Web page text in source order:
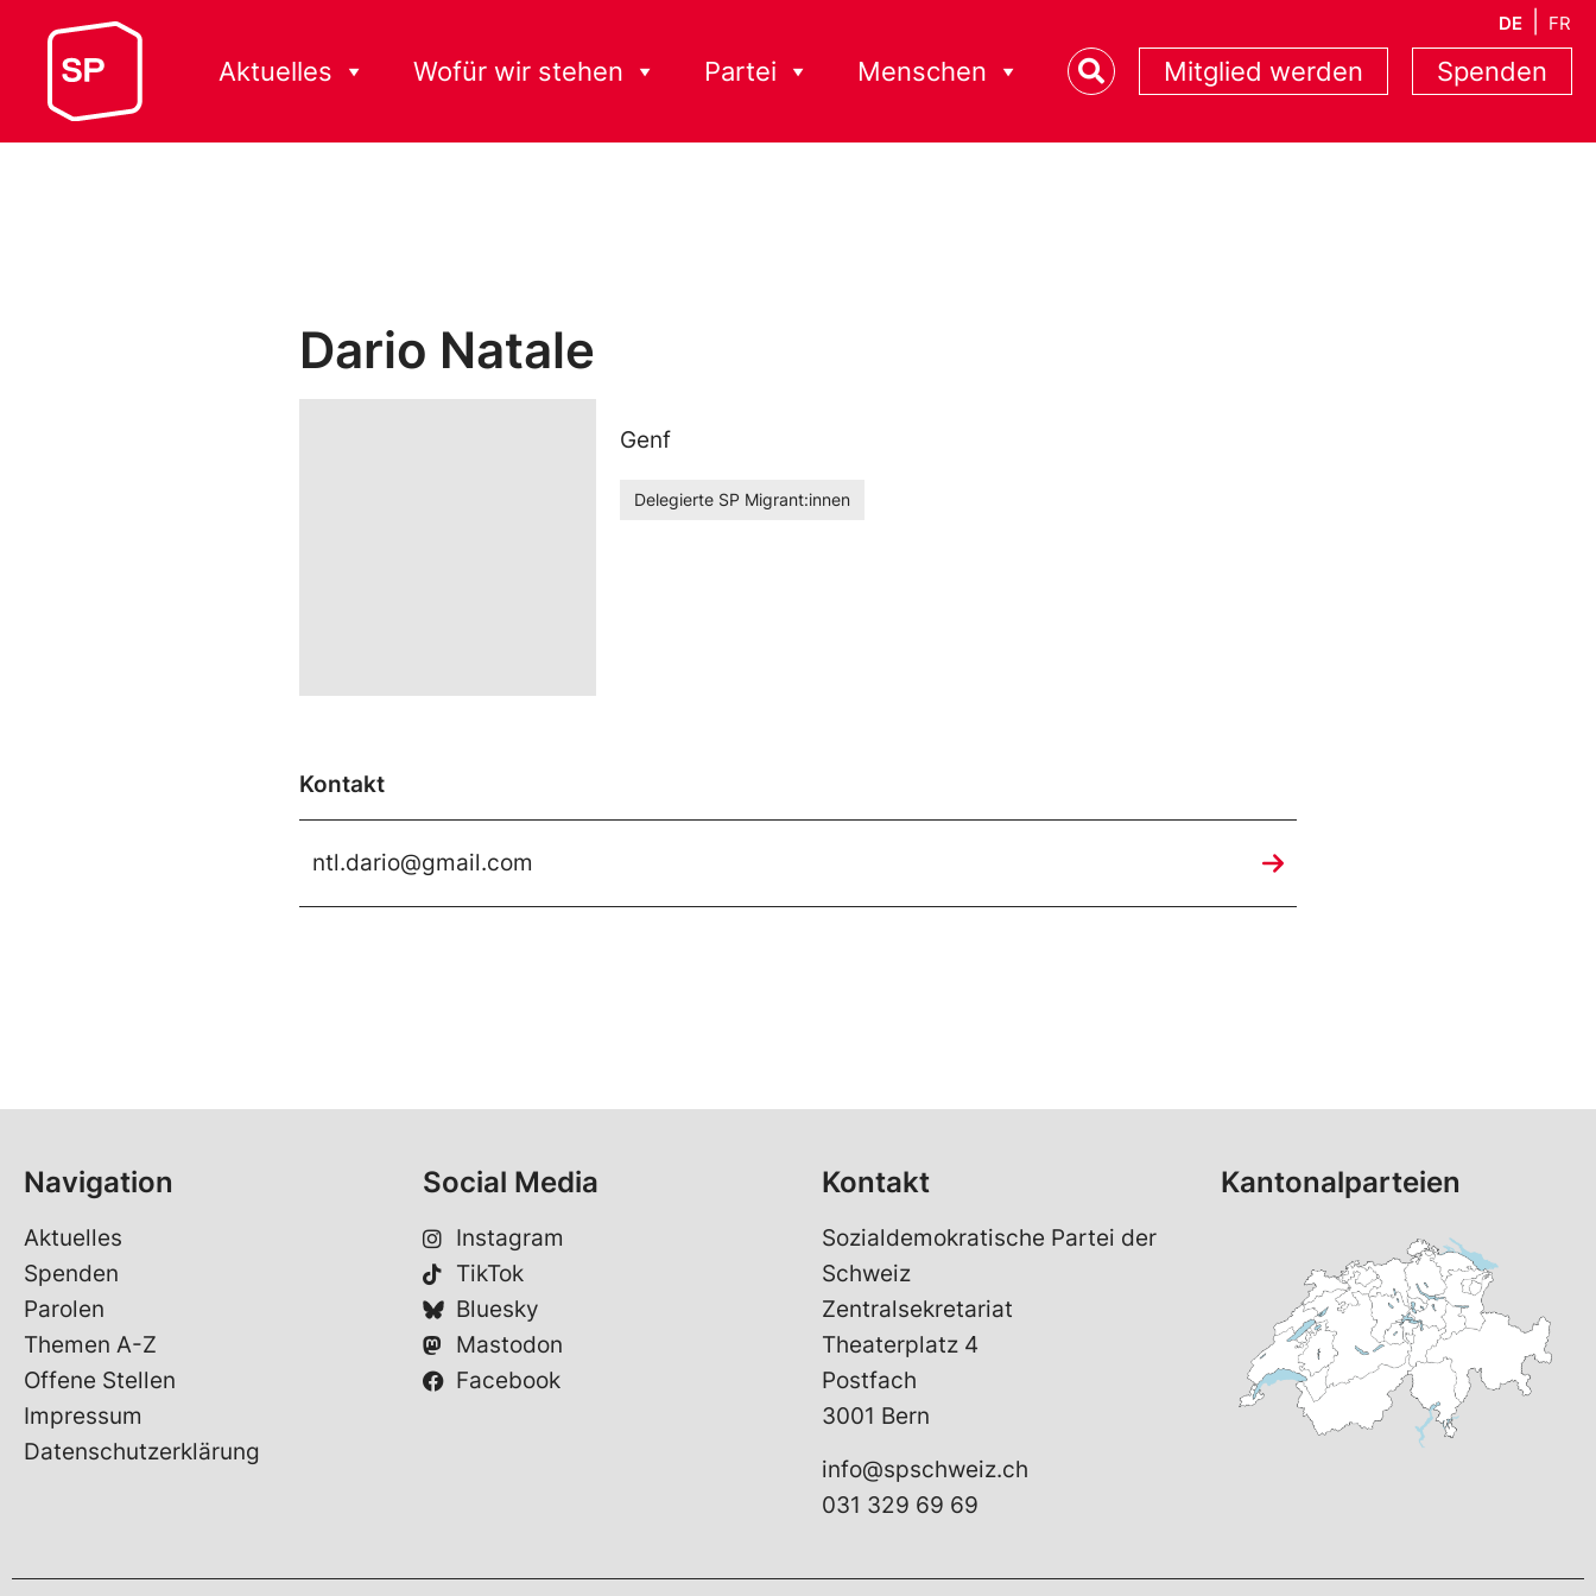
DE FR
Aktuelles Wofür wir stehen Partei Menschen Mitglied werden Spenden
Dario Natale
Genf
Delegierte SP Migrant:innen
Kontakt
ntl.dario@gmail.com
Navigation
Aktuelles
Spenden
Parolen
Themen A-Z
Offene Stellen
Impressum
Datenschutzerklärung
Social Media
Instagram
TikTok
Bluesky
Mastodon
Facebook
Kontakt
Sozialdemokratische Partei der
Schweiz
Zentralsekretariat
Theaterplatz 4
Postfach
3001 Bern
info@spschweiz.ch
031 329 69 69
Kantonalparteien